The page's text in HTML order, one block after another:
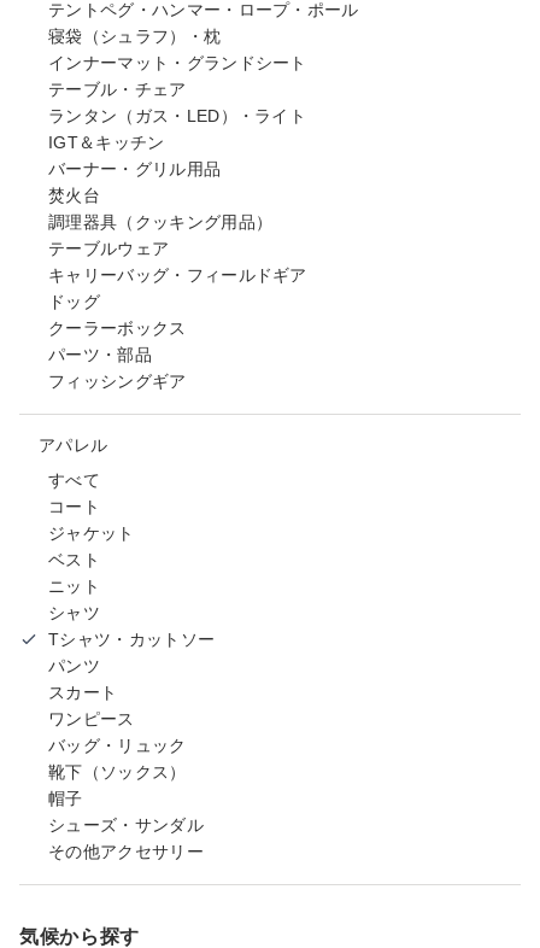
テントペグ・ハンマー・ロープ・ポール
寝袋（シュラフ）・枕
インナーマット・グランドシート
テーブル・チェア
ランタン（ガス・LED）・ライト
IGT＆キッチン
バーナー・グリル用品
焚火台
調理器具（クッキング用品）
テーブルウェア
キャリーバッグ・フィールドギア
ドッグ
クーラーボックス
パーツ・部品
フィッシングギア
アパレル
すべて
コート
ジャケット
ベスト
ニット
シャツ
Tシャツ・カットソー
パンツ
スカート
ワンピース
バッグ・リュック
靴下（ソックス）
帽子
シューズ・サンダル
その他アクセサリー
気候から探す